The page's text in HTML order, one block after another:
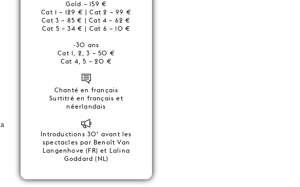
Gold – 159 €
Cat 1 – 129 € | Cat 2 – 99 €
Cat 3 – 85 € | Cat 4 – 62 €
Cat 5 – 34 € | Cat 6 – 10 €
-30 ans
Cat 1, 2, 3 – 50 €
Cat 4, 5 – 20 €
Chanté en français
Surtitré en français et
néerlandais
Introductions 30’ avant les
spectacles par Benoît Van
Langenhove (FR) et Lalina
Goddard (NL)